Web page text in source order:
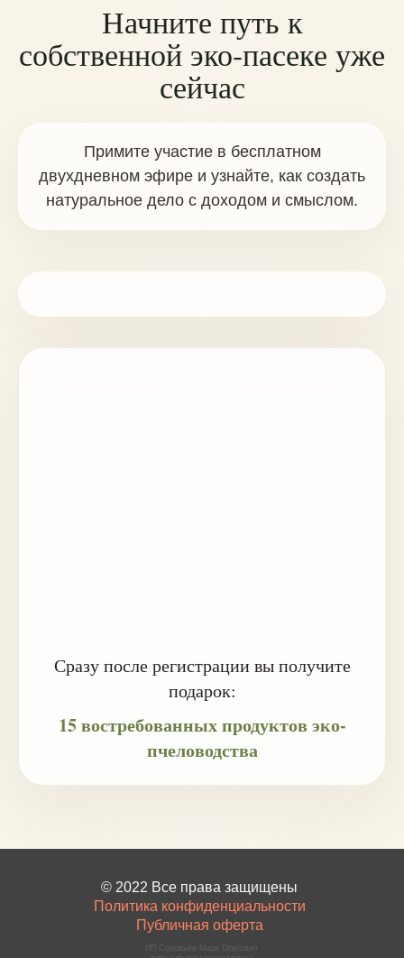
Начните путь к
собственной эко-пасеке уже
сейчас
Примите участие в бесплатном
двухдневном эфире и узнайте, как создать
натуральное дело с доходом и смыслом.
Сразу после регистрации вы получите
подарок:
15 востребованных продуктов эко-
пчеловодства
ИП Соловьев Марк Олегович
©️ 2022 Все права защищены
Политика конфиденциальности
Публичная оферта